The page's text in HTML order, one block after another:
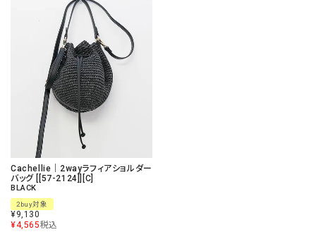
Cachellie｜2wayラフィアショルダー
バッグ [[57-2124]][C]
BLACK
2buy対象
¥9,130
¥4,565税込